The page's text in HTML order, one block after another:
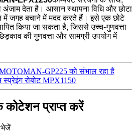
अंजाम देता है। आसान स्थापना विधि और छोटा
में जगह बचाने में मदद करते हैं। इसे एक छोटे
किया जा सकता है, जिससे उच्च-गुणवत्ता
की गुणवत्ता और सामग्री उपयोग में
MOTOMAN-GP225 को संभाल रहा है
रोबोट MPX1150
कोटेशन प्राप्त करें
भेजें